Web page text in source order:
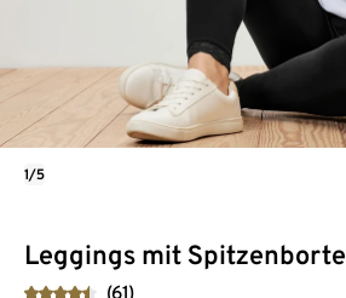
Leggings mit Spitzenborte
(61)
1/5